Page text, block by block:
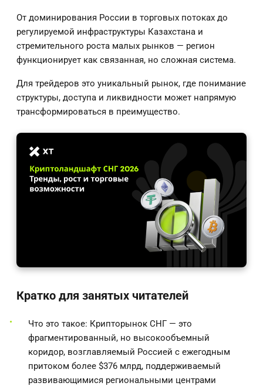
От доминирования России в торговых потоках до
регулируемой инфраструктуры Казахстана и
стремительного роста малых рынков — регион
функционирует как связанная, но сложная система.
Для трейдеров это уникальный рынок, где понимание
структуры, доступа и ликвидности может напрямую
трансформироваться в преимущество.
Кратко для занятых читателей
Что это такое: Крипторынок СНГ — это
фрагментированный, но высокообъемный
коридор, возглавляемый Россией с ежегодным
притоком более $376 млрд, поддерживаемый
развивающимися региональными центрами